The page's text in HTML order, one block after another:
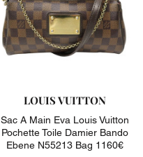
LOUIS VUITTON
Sac A Main Eva Louis Vuitton
Pochette Toile Damier Bando
Ebene N55213 Bag 1160€